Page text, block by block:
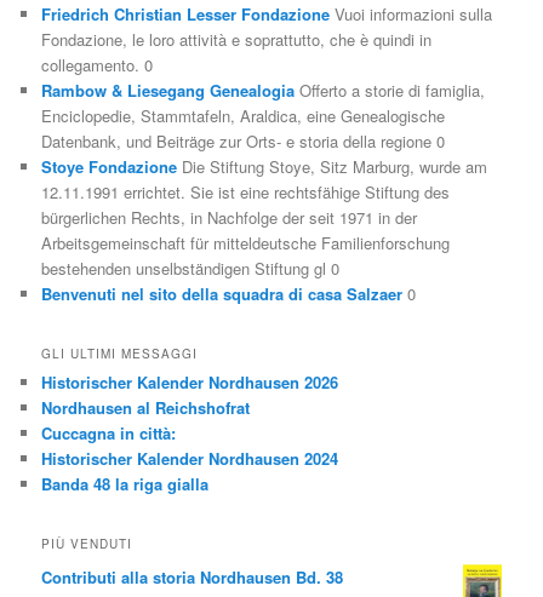
Friedrich Christian Lesser Fondazione Vuoi informazioni sulla
Fondazione, le loro attività e soprattutto, che è quindi in
collegamento. 0
Rambow & Liesegang Genealogia Offerto a storie di famiglia,
Enciclopedie, Stammtafeln, Araldica, eine Genealogische
Datenbank, und Beiträge zur Orts- e storia della regione 0
Stoye Fondazione Die Stiftung Stoye, Sitz Marburg, wurde am
12.11.1991 errichtet. Sie ist eine rechtsfähige Stiftung des
bürgerlichen Rechts, in Nachfolge der seit 1971 in der
Arbeitsgemeinschaft für mitteldeutsche Familienforschung
bestehenden unselbständigen Stiftung gl 0
Benvenuti nel sito della squadra di casa Salzaer 0
GLI ULTIMI MESSAGGI
Historischer Kalender Nordhausen 2026
Nordhausen al Reichshofrat
Cuccagna in città:
Historischer Kalender Nordhausen 2024
Banda 48 la riga gialla
PIÙ VENDUTI
Contributi alla storia Nordhausen Bd. 38